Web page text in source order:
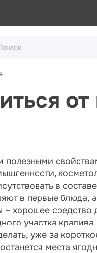
полезными
в
в первые блюда,
– хорошее средство
участка
уже за
места